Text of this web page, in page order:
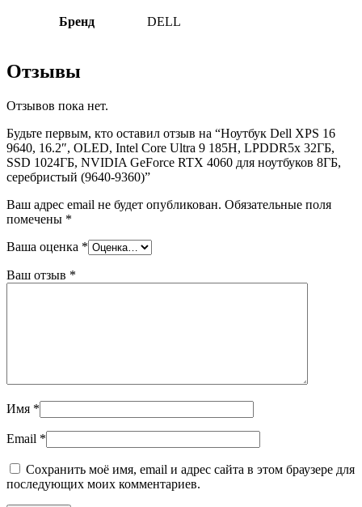
Бренд DELL
Отзывы
Отзывов пока нет.
Будьте первым, кто оставил отзыв на “Ноутбук Dell XPS 16
9640, 16.2″, OLED, Intel Core Ultra 9 185H, LPDDR5x 32ГБ,
SSD 1024ГБ, NVIDIA GeForce RTX 4060 для ноутбуков 8ГБ,
серебристый (9640-9360)”
Ваш адрес email не будет опубликован. Обязательные поля
помечены *
Ваша оценка *
Ваш отзыв *
Имя *
Email *
Сохранить моё имя, email и адрес сайта в этом браузере для
последующих моих комментариев.